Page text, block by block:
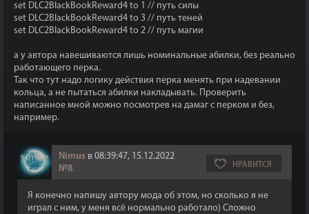
set DLC2BlackBookReward4 to 1 // путь силы
set DLC2BlackBookReward4 to 3 // путь теней
set DLC2BlackBookReward4 to 2 // путь магии
а у автора навешиваются лишь номинальные абилки, без реально
работающего перка.
Так что тут надо логику действия перка менять при надевании
кольца, а не пытаться абилки накладывать. Проверить
написанное мной можно посмотрев на дамаг с перком и без,
например.
Nimus в 08:39:47, 15.12.2022
№8, НРАВИТСЯ
Я конечно напишу автору мода об этом, но сколько я не
играл с ним, у меня всё нормально работало) Сложно